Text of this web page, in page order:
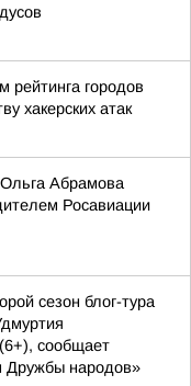
рейтинга городов
хакерских атак
Абрамова
Росавиации
сезон блог-тура
сообщает
Дружбы народов»